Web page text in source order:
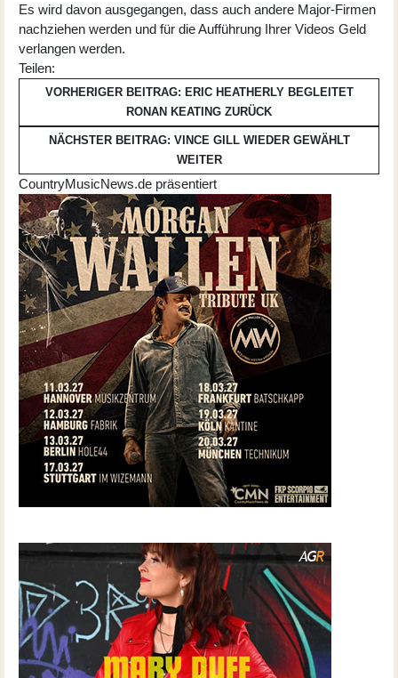
Es wird davon ausgegangen, dass auch andere Major-Firmen
nachziehen werden und für die Aufführung Ihrer Videos Geld
verlangen werden.
Teilen:
VORHERIGER BEITRAG: ERIC HEATHERLY BEGLEITET
RONAN KEATING ZURÜCK
NÄCHSTER BEITRAG: VINCE GILL WIEDER GEWÄHLT
WEITER
CountryMusicNews.de präsentiert